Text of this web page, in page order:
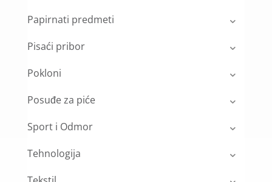
Papirnati predmeti
Pisaći pribor
Pokloni
Posuđe za piće
Sport i Odmor
Tehnologija